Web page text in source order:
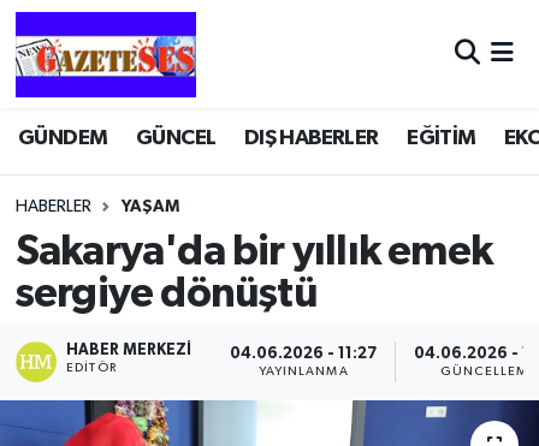
GÜNDEM GÜNCEL DIŞ HABERLER EĞİTİM
HABERLER YAŞAM
Sakarya'da bir yıllık emek
sergiye dönüştü
HABER MERKEZI
EDITÖR
04.06.2026 - 11:27
YAYINLANMA
04.06.2026 -
GÜNCELLEME